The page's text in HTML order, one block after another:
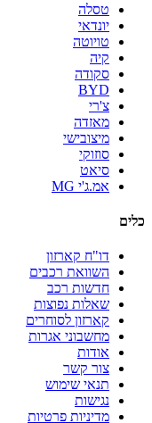
טסלה
יונדאי
טויוטה
קיה
סקודה
BYD
צ'רי
מאזדה
מיצובישי
סוזוקי
סיאט
אמ.ג'י MG
כלים
דו"ח קארזון
השוואת רכבים
חדשות רכב
שאלות נפוצות
קארזון לסוחרים
מחשבוני אגרות
אודות
צור קשר
תנאי שימוש
נגישות
מדיניות פרטיות